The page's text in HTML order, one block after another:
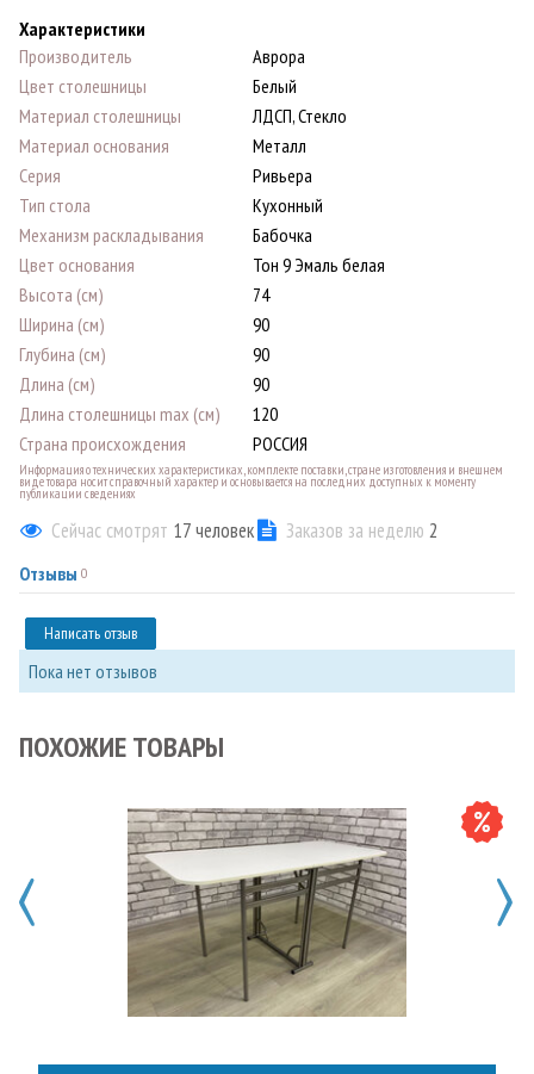
Характеристики
Производитель
Аврора
Цвет столешницы
Белый
Материал столешницы
ЛДСП, Стекло
Материал основания
Металл
Серия
Ривьера
Тип стола
Кухонный
Механизм раскладывания
Бабочка
Цвет основания
Тон 9 Эмаль белая
Высота (см)
74
Ширина (см)
90
Глубина (см)
90
Длина (см)
90
Длина столешницы max (см)
120
Страна происхождения
РОССИЯ
Информация о технических характеристиках, комплекте поставки, стране изготовления и внешнем
виде товара носит справочный характер и основывается на последних доступных к моменту
публикации сведениях
Сейчас смотрят 17человек Заказов за неделю 2
Отзывы 0
Написать отзыв
Пока нет отзывов
ПОХОЖИЕ ТОВАРЫ